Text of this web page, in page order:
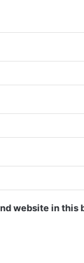
website in this